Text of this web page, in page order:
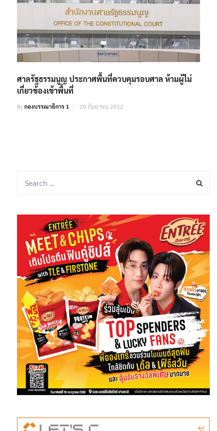
ศาลรัฐธรรมนูญ ประกาศพื้นที่ควบคุมรอบศาล ห้ามผู้ไม่
เกี่ยวข้องเข้าพื้นที่
Byกองบรรณาธิการ 1 29 กันยายน 2022